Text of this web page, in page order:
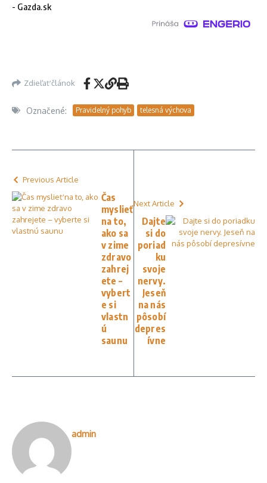
- Gazda.sk
Zdieľať článok
Označené: Pravidelný pohyb telesná výchova
Previous Article
Čas
myslieť
na to,
ako sa
v zime
zdravo
zahrej
ete –
vybert
e si
vlastn
ú
saunu
Next Article
Dajte
si do
poriad
ku
svoje
nervy.
Jeseň
na nás
pôsobí
depres
ívne
admin